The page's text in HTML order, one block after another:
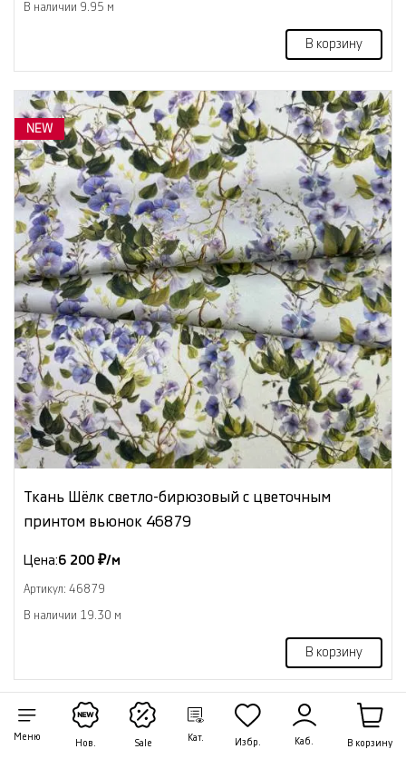
Меню
Нов. Sale
Кат. Избр. Каб. В корзину
В наличии 9.95 м
В корзину
NEW
Ткань Шёлк светло-бирюзовый с цветочным
принтом вьюнок 46879
Цена:6 200 ₽/м
Артикул: 46879
В наличии 19.30 м
В корзину
NEW